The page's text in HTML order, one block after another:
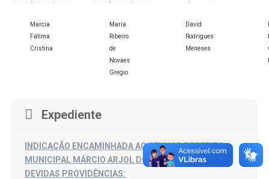
Marcia
Fátima
Cristina
Maria
Ribeiro
de
Novaes
Gregio
David
Rodrigues
Meneses
Expediente
INDICAÇÃO ENCAMINHADA AO SENHOR PREFEITO
MUNICIPAL MÁRCIO ARJOL DOMINGUES PARA AS
DEVIDAS PROVIDÊNCIAS: